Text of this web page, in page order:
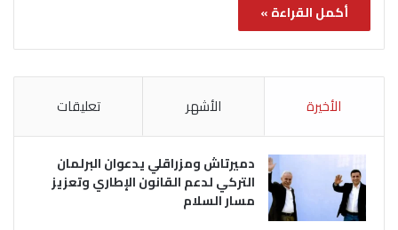
أكمل القراءة »
الأخيرة الأشهر تعليقات
دميرتاش ومزراقلي يدعوان البرلمان
التركي لدعم القانون الإطاري وتعزيز
مسار السلام